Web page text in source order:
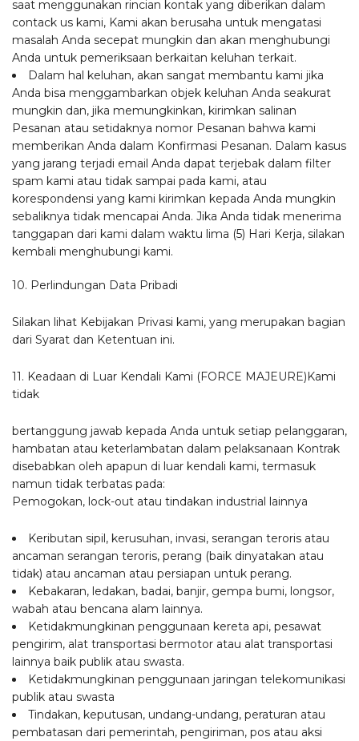
saat menggunakan rincian kontak yang diberikan dalam
contack us kami, Kami akan berusaha untuk mengatasi
masalah Anda secepat mungkin dan akan menghubungi
Anda untuk pemeriksaan berkaitan keluhan terkait.
Dalam hal keluhan, akan sangat membantu kami jika
Anda bisa menggambarkan objek keluhan Anda seakurat
mungkin dan, jika memungkinkan, kirimkan salinan
Pesanan atau setidaknya nomor Pesanan bahwa kami
memberikan Anda dalam Konfirmasi Pesanan. Dalam kasus
yang jarang terjadi email Anda dapat terjebak dalam filter
spam kami atau tidak sampai pada kami, atau
korespondensi yang kami kirimkan kepada Anda mungkin
sebaliknya tidak mencapai Anda. Jika Anda tidak menerima
tanggapan dari kami dalam waktu lima (5) Hari Kerja, silakan
kembali menghubungi kami.
10. Perlindungan Data Pribadi
Silakan lihat Kebijakan Privasi kami, yang merupakan bagian
dari Syarat dan Ketentuan ini.
11. Keadaan di Luar Kendali Kami (FORCE MAJEURE)Kami
tidak
bertanggung jawab kepada Anda untuk setiap pelanggaran,
hambatan atau keterlambatan dalam pelaksanaan Kontrak
disebabkan oleh apapun di luar kendali kami, termasuk
namun tidak terbatas pada:
Pemogokan, lock-out atau tindakan industrial lainnya
Keributan sipil, kerusuhan, invasi, serangan teroris atau
ancaman serangan teroris, perang (baik dinyatakan atau
tidak) atau ancaman atau persiapan untuk perang.
Kebakaran, ledakan, badai, banjir, gempa bumi, longsor,
wabah atau bencana alam lainnya.
Ketidakmungkinan penggunaan kereta api, pesawat
pengirim, alat transportasi bermotor atau alat transportasi
lainnya baik publik atau swasta.
Ketidakmungkinan penggunaan jaringan telekomunikasi
publik atau swasta
Tindakan, keputusan, undang-undang, peraturan atau
pembatasan dari pemerintah, pengiriman, pos atau aksi